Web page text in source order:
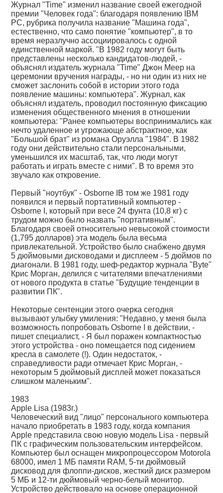
Журнал "Time" изменил название своей ежегодной
премии "Человек года": благодаря появлению IBM
PC, рубрика получила название "Машина года",
естественно, что само понятие "компьютер", в то
время неразлучно ассоциировалось с одной
единственной маркой. "В 1982 году могут быть
представлены несколько кандидатов-людей, -
объяснял издатель журнала "Time" Джон Меер на
церемонии вручения награды, - но ни один из них не
сможет заслонить собой в истории этого года
появление машины: компьютера". Журнал, как
объяснял издатель, проводил постоянную фиксацию
изменения общественного мнения в отношении
компьютера: "Ранее компьютеры воспринимались как
нечто удаленное и угрожающе абстрактное, как
"Большой брат" из романа Оруэлла "1984". В 1982
году они действительно стали персональными,
уменьшился их масштаб, так, что люди могут
работать и играть вместе с ними". В то время это
звучало как откровение.
Первый "ноутбук" - Osborne IВ том же 1981 году
появился и первый портативный компьютер -
Osborne I, который при весе 24 фунта (10,8 кг) с
трудом можно было назвать "портативным".
Благодаря своей относительно невысокой стоимости
(1,795 долларов) эта модель была весьма
привлекательной. Устройство было снабжено двумя
5 дюймовыми дисководами и дисплеем - 5 дюймов по
диагонали. В 1981 году, шеф-редактор журнала "Byte"
Крис Морган, делился с читателями впечатлениями
от нового продукта в статье "Будущие тенденции в
развитии ПК".
Некоторые сентенции этого очерка сегодня
вызывают улыбку умиления: "Недавно, у меня была
возможность попробовать Osborne I в действии, -
пишет специалист, - Я был поражен компактностью
этого устройства - оно помещается под сидением
кресла в самолете (!). Один недостаток, -
справедливости ради отмечает Крис Морган, -
некоторым 5 дюймовый дисплей может показаться
слишком маленьким".
1983
Apple Lisa (1983г.)
Человеческий вид "лицо" персонального компьютера
начало приобретать в 1983 году, когда компания
Apple представила свою новую модель Lisa - первый
ПК с графическим пользовательским интерфейсом.
Компьютер был оснащен микропроцессором Motorola
68000, имел 1 МБ памяти RAM, 5-ти дюймовый
дисковод для флоппи-дисков, жесткий диск размером
5 МБ и 12-ти дюймовый черно-белый монитор.
Устройство действовало на основе операционной